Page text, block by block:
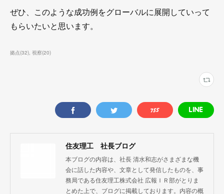
ぜひ、このような成功例をグローバルに展開していって
もらいたいと思います。
拠点(32) 視察(20)
住友理工 社長ブログ
本ブログの内容は、社長 清水和志がさまざまな機
会に話した内容や、文章として発信したものを、事
務局である住友理工株式会社 広報ＩＲ部がとりま
とめた上で、ブログに掲載しております。内容の概